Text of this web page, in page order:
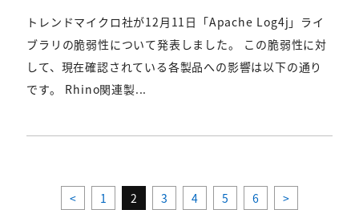
トレンドマイクロ社が12月11日「Apache Log4j」ライ
ブラリの脆弱性について発表しました。 この脆弱性に対
して、現在確認されている各製品への影響は以下の通り
です。 Rhino関連製...
< 1 2 3 4 5 6 >